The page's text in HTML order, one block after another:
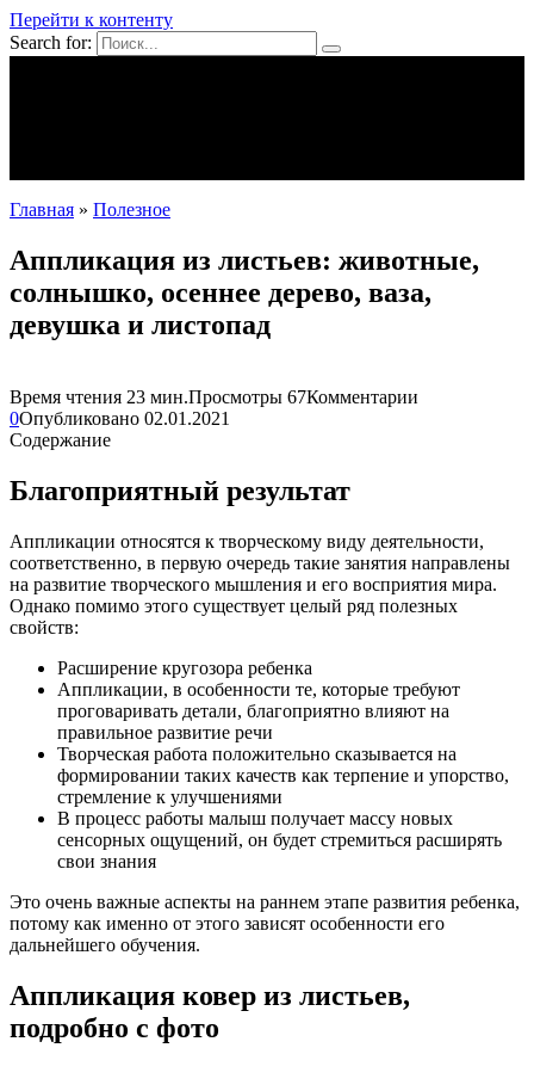
Перейти к контенту
Search for:
Главная » Полезное
Аппликация из листьев: животные,
солнышко, осеннее дерево, ваза,
девушка и листопад
Время чтения 23 мин.Просмотры 67Комментарии
0Опубликовано 02.01.2021
Содержание
Благоприятный результат
Аппликации относятся к творческому виду деятельности,
соответственно, в первую очередь такие занятия направлены
на развитие творческого мышления и его восприятия мира.
Однако помимо этого существует целый ряд полезных
свойств:
Расширение кругозора ребенка
Аппликации, в особенности те, которые требуют
проговаривать детали, благоприятно влияют на
правильное развитие речи
Творческая работа положительно сказывается на
формировании таких качеств как терпение и упорство,
стремление к улучшениями
В процесс работы малыш получает массу новых
сенсорных ощущений, он будет стремиться расширять
свои знания
Это очень важные аспекты на раннем этапе развития ребенка,
потому как именно от этого зависят особенности его
дальнейшего обучения.
Аппликация ковер из листьев,
подробно с фото